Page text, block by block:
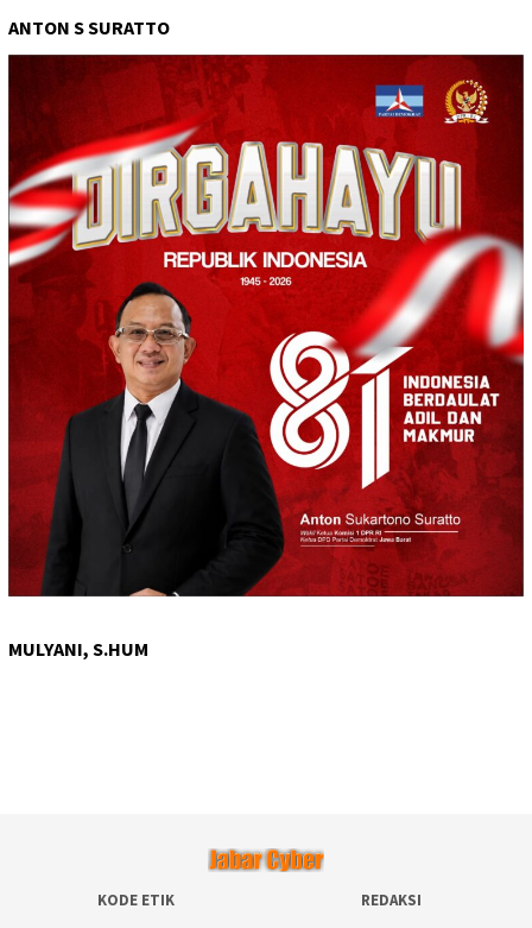
ANTON S SURATTO
MULYANI, S.HUM
KODE ETIK
REDAKSI